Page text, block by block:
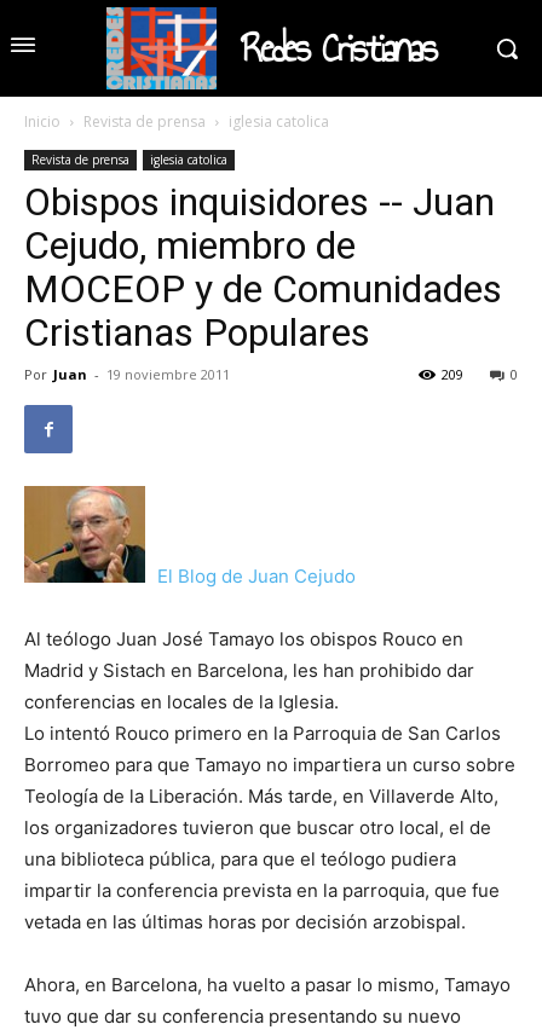
Redes Cristianas
Inicio Revista de prensa iglesia catolica
Revista de prensa iglesia catolica
Obispos inquisidores -- Juan
Cejudo, miembro de
MOCEOP y de Comunidades
Cristianas Populares
Por Juan - 19 noviembre 2011 0
209
El Blog de Juan Cejudo
Al teólogo Juan José Tamayo los obispos Rouco en
Madrid y Sistach en Barcelona, les han prohibido dar
conferencias en locales de la Iglesia.
Lo intentó Rouco primero en la Parroquia de San Carlos
Borromeo para que Tamayo no impartiera un curso sobre
Teología de la Liberación. Más tarde, en Villaverde Alto,
los organizadores tuvieron que buscar otro local, el de
una biblioteca pública, para que el teólogo pudiera
impartir la conferencia prevista en la parroquia, que fue
vetada en las últimas horas por decisión arzobispal.
Ahora, en Barcelona, ha vuelto a pasar lo mismo, Tamayo
tuvo que dar su conferencia presentando su nuevo